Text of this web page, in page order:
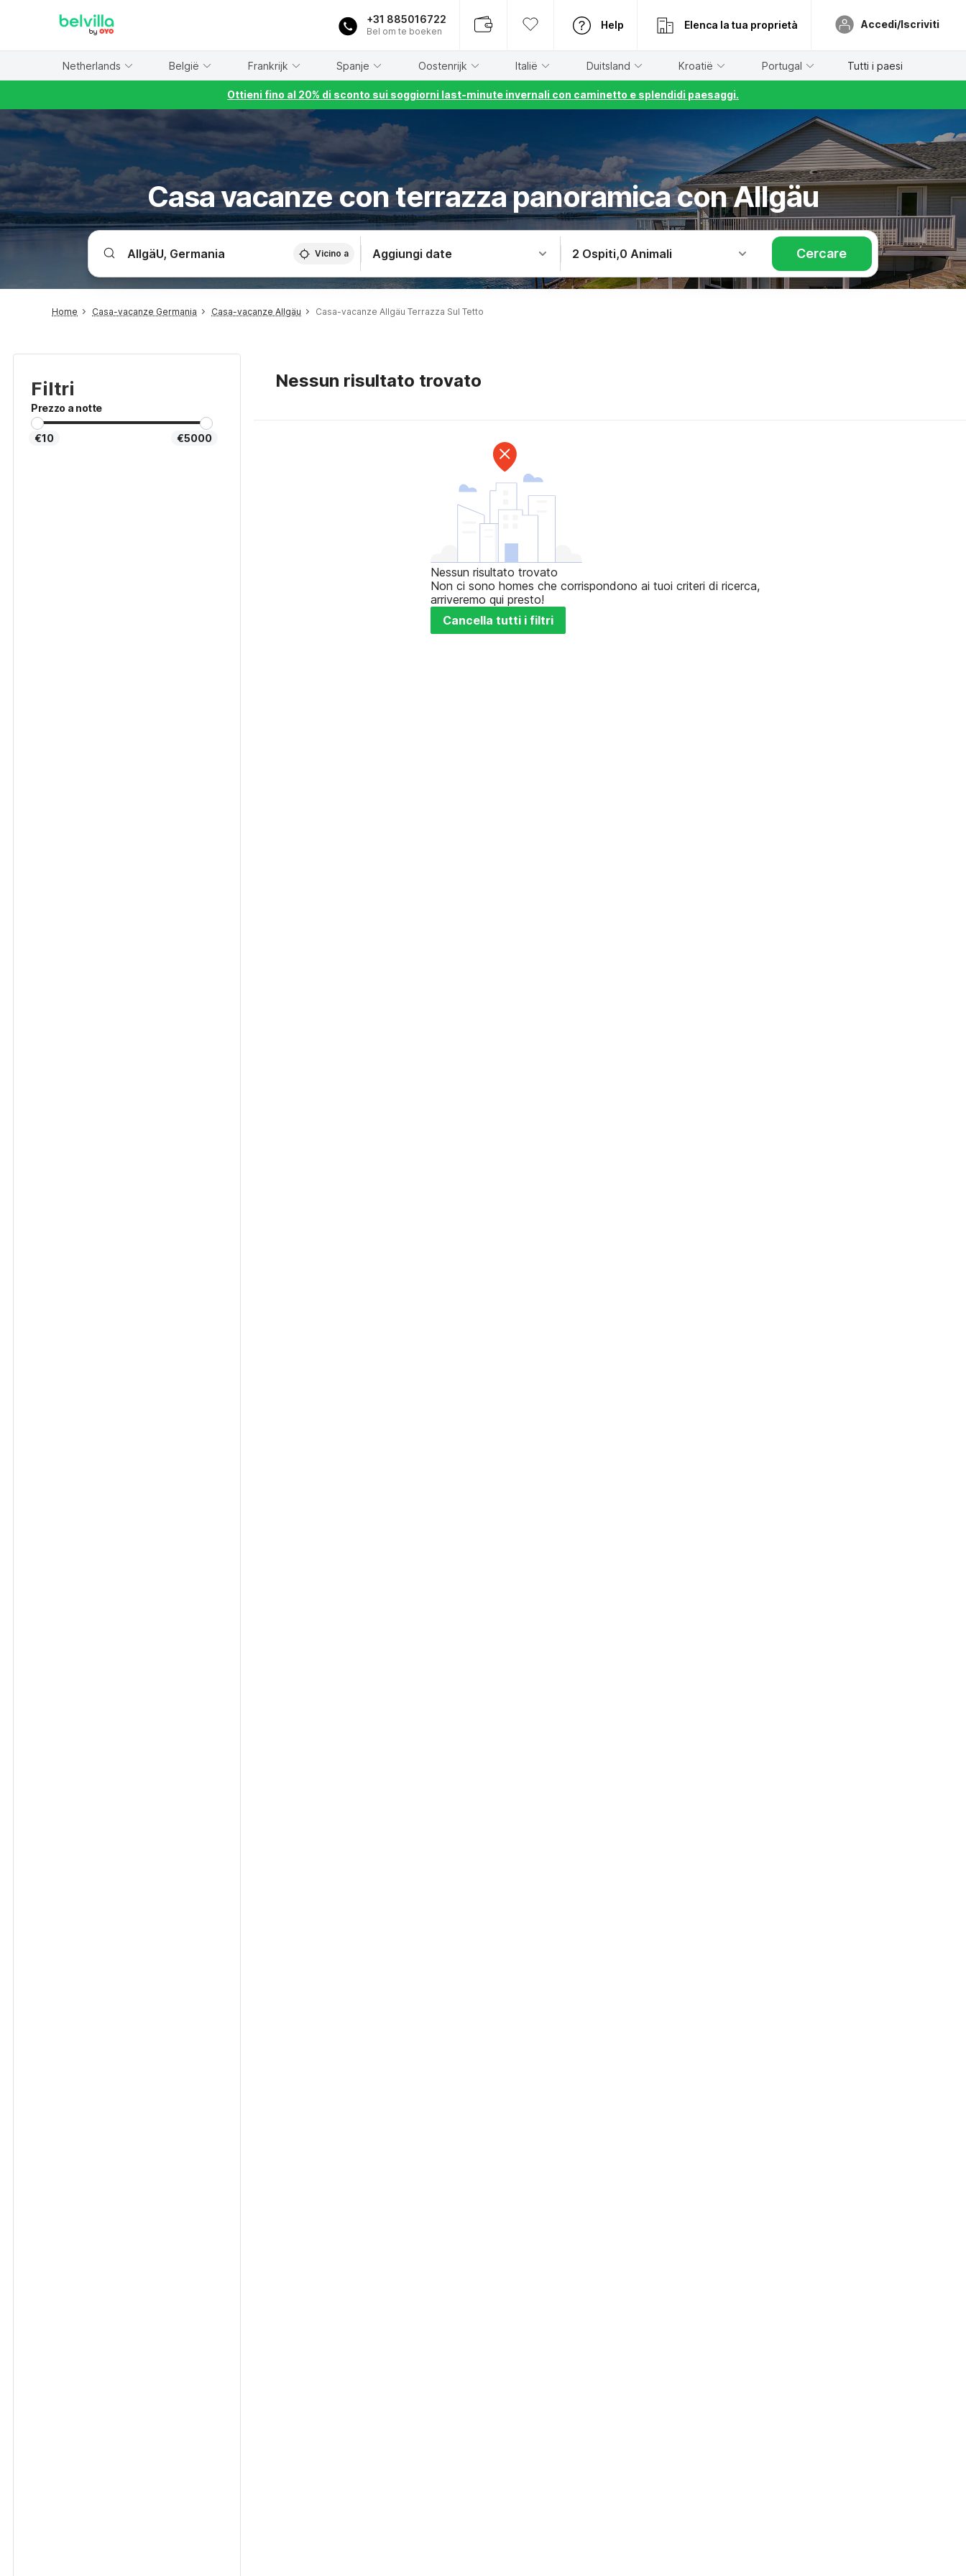
+31 885016722
Bel om te boeken
Help Elenca la tua proprietà Accedi/Iscriviti
Netherlands België Frankrijk Spanje Oostenrijk Italië Duitsland Kroatië Portugal Tutti i paesi
Ottieni fino al 20% di sconto sui soggiorni last-minute invernali con caminetto e splendidi paesaggi.
Casa vacanze con terrazza panoramica con Allgäu
Vicino a Aggiungi date 2 Ospiti,0 Animali Cercare
Home Casa-vacanze Germania Casa-vacanze Allgäu Casa-vacanze Allgäu Terrazza Sul Tetto
Filtri
Prezzo a notte
€10 €5000
Nessun risultato trovato
Nessun risultato trovato
Non ci sono homes che corrispondono ai tuoi criteri di ricerca,
arriveremo qui presto!
Cancella tutti i filtri